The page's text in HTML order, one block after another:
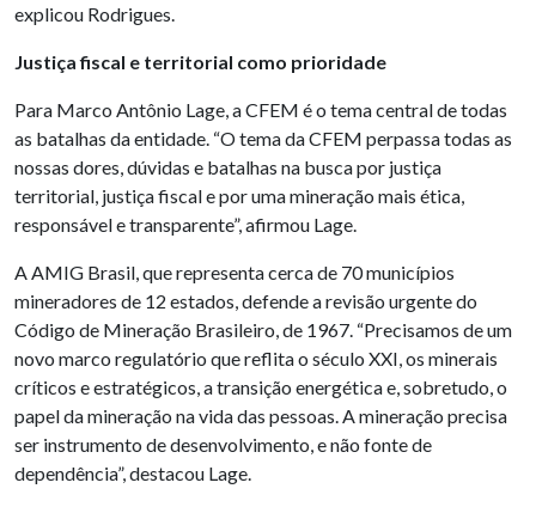
explicou Rodrigues.
Justiça fiscal e territorial como prioridade
Para Marco Antônio Lage, a CFEM é o tema central de todas
as batalhas da entidade. “O tema da CFEM perpassa todas as
nossas dores, dúvidas e batalhas na busca por justiça
territorial, justiça fiscal e por uma mineração mais ética,
responsável e transparente”, afirmou Lage.
A AMIG Brasil, que representa cerca de 70 municípios
mineradores de 12 estados, defende a revisão urgente do
Código de Mineração Brasileiro, de 1967. “Precisamos de um
novo marco regulatório que reflita o século XXI, os minerais
críticos e estratégicos, a transição energética e, sobretudo, o
papel da mineração na vida das pessoas. A mineração precisa
ser instrumento de desenvolvimento, e não fonte de
dependência”, destacou Lage.